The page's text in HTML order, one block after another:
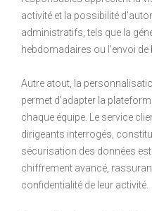
activité et la possibilité
administratifs, tels que la
hebdomadaires ou l’envoi de
Autre atout, la
permet d’adapter la
chaque équipe. Le service
dirigeants interrogés,
sécurisation des données
chiffrement avancé,
confidentialité de leur activité.